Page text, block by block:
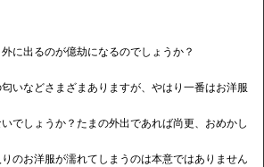
に出るのが億劫になるのでしょうか？
いなどさまざまありますが、やはり一番はお洋服
でしょうか？たまの外出であれば尚更、おめかし
のお洋服が濡れてしまうのは本意ではありません